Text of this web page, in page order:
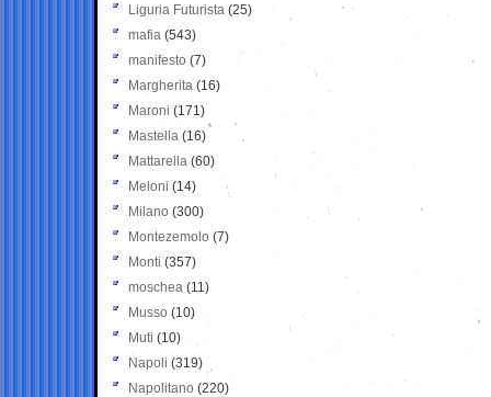
Liguria Futurista (25)
mafia (543)
manifesto (7)
Margherita (16)
Maroni (171)
Mastella (16)
Mattarella (60)
Meloni (14)
Milano (300)
Montezemolo (7)
Monti (357)
moschea (11)
Musso (10)
Muti (10)
Napoli (319)
Napolitano (220)